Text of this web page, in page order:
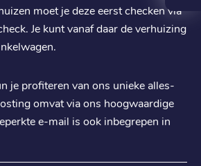
moet je deze eerst checken via
Je kunt vanaf daar de verhuizing
je profiteren van ons unieke alles-
omvat via ons hoogwaardige
e-mail is ook inbegrepen in